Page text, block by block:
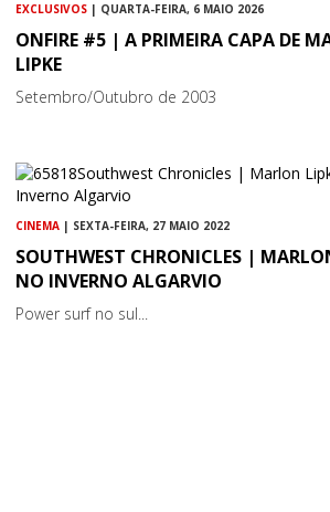
EXCLUSIVOS | QUARTA-FEIRA, 6 MAIO 2026
ONFIRE #5 | A PRIMEIRA CAPA DE
LIPKE
Setembro/Outubro de 2003
CINEMA | SEXTA-FEIRA, 27 MAIO 2022
SOUTHWEST CHRONICLES |
NO INVERNO ALGARVIO
Power surf no sul...